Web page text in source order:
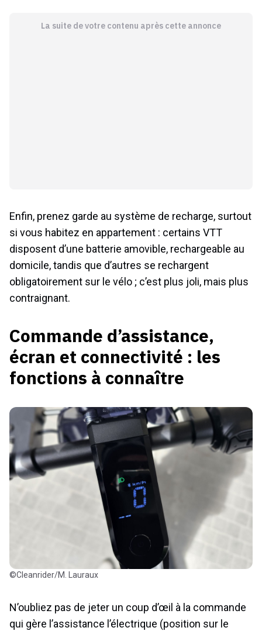
La suite de votre contenu après cette annonce
Enfin, prenez garde au système de recharge, surtout
si vous habitez en appartement : certains VTT
disposent d’une batterie amovible, rechargeable au
domicile, tandis que d’autres se rechargent
obligatoirement sur le vélo ; c’est plus joli, mais plus
contraignant.
Commande d’assistance,
écran et connectivité : les
fonctions à connaître
©Cleanrider/M. Lauraux
N’oubliez pas de jeter un coup d’œil à la commande
qui gère l’assistance l’électrique (position sur le